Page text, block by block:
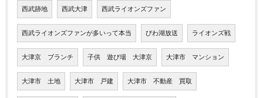
西武跡地 西武大津 西武ライオンズファン
西武ライオンズファンが多いって本当 びわ湖放送 ライオンズ戦
大津京 ブランチ 子供 遊び場 大津京 大津市 マンション
大津市 土地 大津市 戸建 大津市 不動産 買取